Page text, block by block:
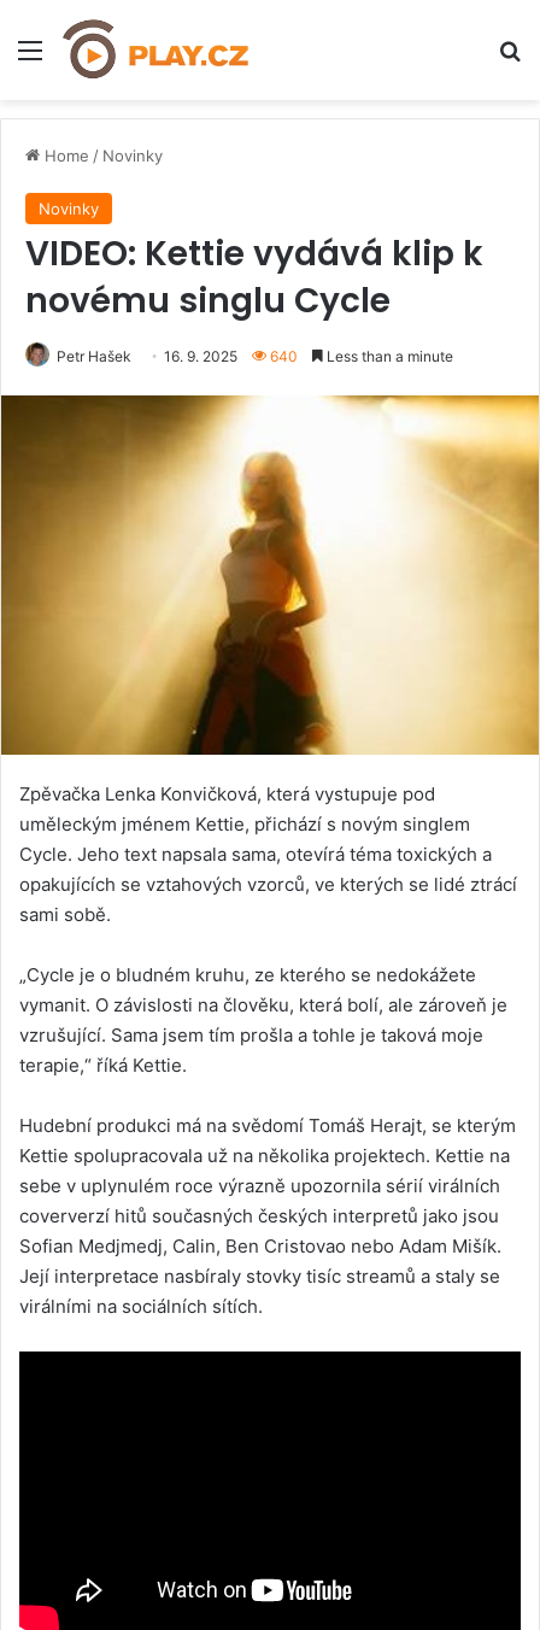
Menu
Home / Novinky
Novinky
VIDEO: Kettie vydává klip k
novému singlu Cycle
Petr Hašek 16. 9. 2025 640 Less than a minute
Zpěvačka Lenka Konvičková, která vystupuje pod
uměleckým jménem Kettie, přichází s novým singlem
Cycle. Jeho text napsala sama, otevírá téma toxických a
opakujících se vztahových vzorců, ve kterých se lidé ztrácí
sami sobě.
„Cycle je o bludném kruhu, ze kterého se nedokážete
vymanit. O závislosti na člověku, která bolí, ale zároveň je
vzrušující. Sama jsem tím prošla a tohle je taková moje
terapie,“ říká Kettie.
Hudební produkci má na svědomí Tomáš Herajt, se kterým
Kettie spolupracovala už na několika projektech. Kettie na
sebe v uplynulém roce výrazně upozornila sérií virálních
coververzí hitů současných českých interpretů jako jsou
Sofian Medjmedj, Calin, Ben Cristovao nebo Adam Mišík.
Její interpretace nasbíraly stovky tisíc streamů a staly se
virálními na sociálních sítích.